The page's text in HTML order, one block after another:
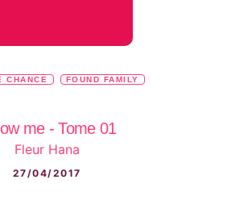
CHANCE FOUND FAMILY
me - Tome 01
Fleur Hana
27/04/2017